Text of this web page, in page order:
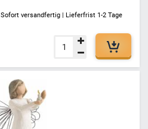
Sofort versandfertig | Lieferfrist 1-2 Tage